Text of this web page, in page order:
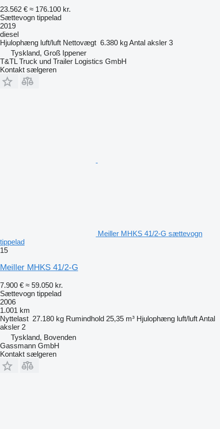
23.562 € ≈ 176.100 kr.
Sættevogn tippelad
2019
diesel
Hjulophæng luft/luft Nettovægt 6.380 kgAntal aksler 3
Tyskland, Groß Ippener
T&TL Truck und Trailer Logistics GmbH
Kontakt sælgeren
Meiller MHKS 41/2-G sættevogn
tippelad
15
Meiller MHKS 41/2-G
7.900 € ≈ 59.050 kr.
Sættevogn tippelad
2006
1.001 km
Nyttelast 27.180 kg Rumindhold 25,35 m³ Hjulophæng luft/luftAntal
aksler 2
Tyskland, Bovenden
Gassmann GmbH
Kontakt sælgeren